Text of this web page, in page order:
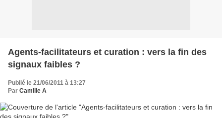
Agents-facilitateurs et curation : vers la fin des
signaux faibles ?
Publié le 21/06/2011 à 13:27
Par Camille A